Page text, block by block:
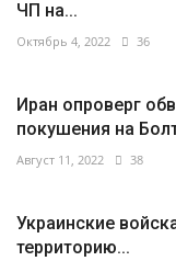
ЧП на...
Октябрь 4, 2022 36
Иран опроверг
покушения на
Август 11, 2022 38
Украинские
территорию...